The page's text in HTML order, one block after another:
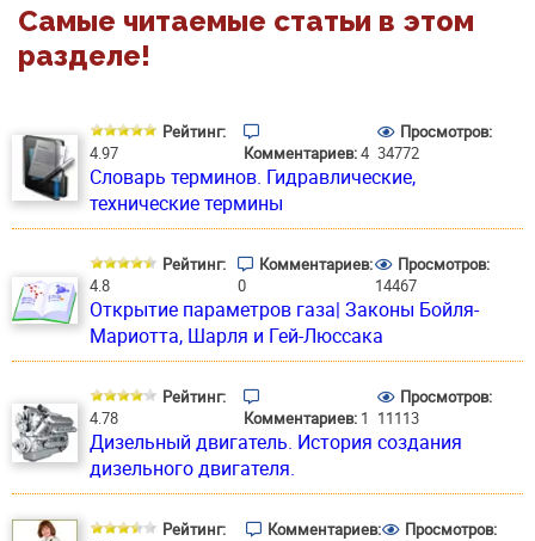
Самые читаемые статьи в этом
разделе!
Рейтинг:
4.97
Комментариев:4
Просмотров:
34772
Словарь терминов. Гидравлические,
технические термины
Рейтинг:
4.8
Комментариев:
0
Просмотров:
14467
Открытие параметров газа| Законы Бойля-
Мариотта, Шарля и Гей-Люссака
Рейтинг:
4.78
Комментариев: 1
Просмотров:
11113
Дизельный двигатель. История создания
дизельного двигателя.
Рейтинг:
Комментариев:
Просмотров: